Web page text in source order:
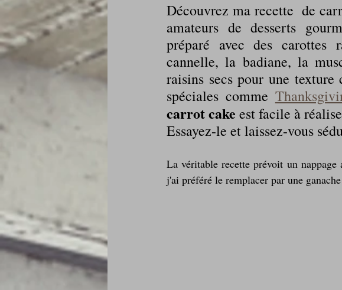
Comfort food, les recettes doudou Coquillages et
Cuisine du Camping Déjeuner sur l'herbe
Fondus de chocolat fruits à coque Garden
Découvrez ma recette  de
amateurs de desserts
préparé avec des carottes
cannelle, la badiane, la
raisins secs pour une
spéciales comme
carrot cake est facile à
Essayez-le et laissez-vous
La véritable recette prévoit un
j'ai préféré le remplacer par une